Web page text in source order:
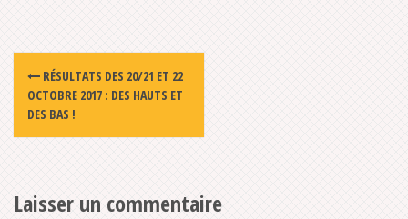
Post
navigation
RÉSULTATS DES 20/21 ET 22
OCTOBRE 2017 : DES HAUTS ET
DES BAS !
Laisser un commentaire